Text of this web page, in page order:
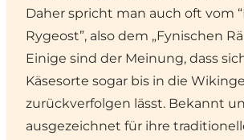
Daher spricht man auch oft vom
Rygeost”, also dem „Fynischen
Einige sind der Meinung, dass
Käsesorte sogar bis in die
zurückverfolgen lässt. Bekannt
ausgezeichnet für ihre